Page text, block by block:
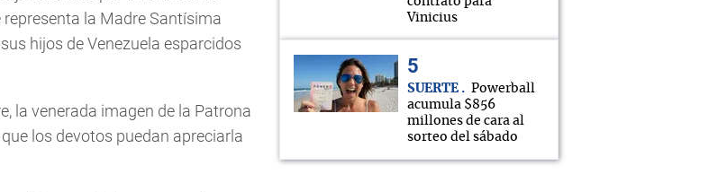
la Madre Santísima
hijos de Venezuela esparcidos
la venerada imagen de la Patrona
los devotos puedan apreciarla
Vinicius
SUERTE
Powerball
acumula $856
millones de cara al
sorteo del sábado